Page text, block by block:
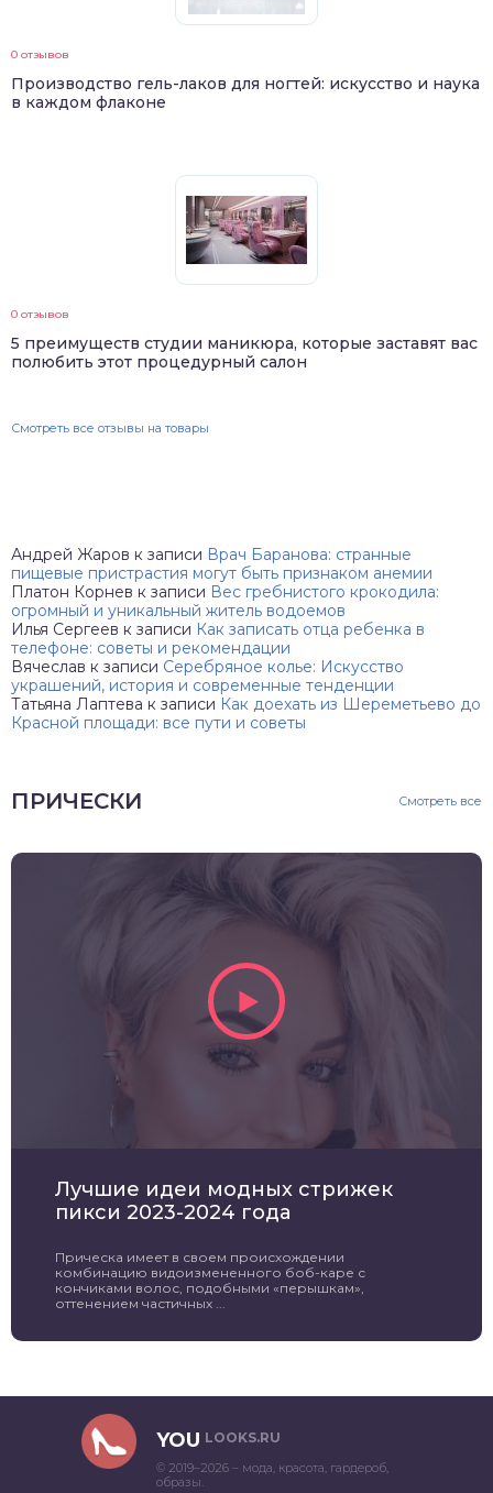
0 отзывов
Производство гель-лаков для ногтей: искусство и наука
в каждом флаконе
0 отзывов
5 преимуществ студии маникюра, которые заставят вас
полюбить этот процедурный салон
Смотреть все отзывы на товары
Андрей Жаров к записи Врач Баранова: странные
пищевые пристрастия могут быть признаком анемии
Платон Корнев к записи Вес гребнистого крокодила:
огромный и уникальный житель водоемов
Илья Сергеев к записи Как записать отца ребенка в
телефоне: советы и рекомендации
Вячеслав к записи Серебряное колье: Искусство
украшений, история и современные тенденции
Татьяна Лаптева к записи Как доехать из Шереметьево до
Красной площади: все пути и советы
ПРИЧЕСКИ Смотреть все
Лучшие идеи модных стрижек
пикси 2023-2024 года
Прическа имеет в своем происхождении
комбинацию видоизмененного боб-каре с
кончиками волос, подобными «перышкам»,
оттенением частичных ...
YOU LOOKS.RU
© 2019–2026 – мода, красота, гардероб,
образы.